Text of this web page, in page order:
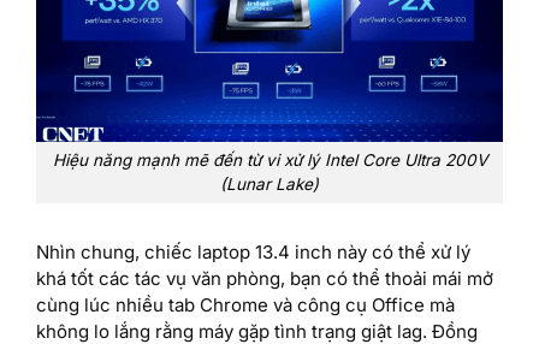
Hiệu năng mạnh mẽ đến từ vi xử lý Intel Core Ultra 200V
(Lunar Lake)
Nhìn chung, chiếc laptop 13.4 inch này có thể xử lý
khá tốt các tác vụ văn phòng, bạn có thể thoải mái mở
cùng lúc nhiều tab Chrome và công cụ Office mà
không lo lắng rằng máy gặp tình trạng giật lag. Đồng